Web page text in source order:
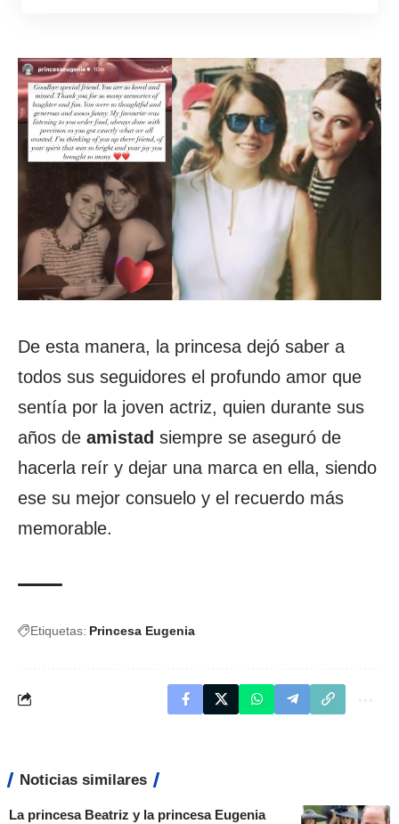
De esta manera, la princesa dejó saber a
todos sus seguidores el profundo amor que
sentía por la joven actriz, quien durante sus
años de amistad siempre se aseguró de
hacerla reír y dejar una marca en ella, siendo
ese su mejor consuelo y el recuerdo más
memorable.
Etiquetas: Princesa Eugenia
Noticias similares
La princesa Beatriz y la princesa Eugenia